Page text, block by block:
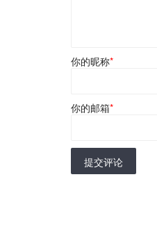
你的昵称*
你的邮箱*
提交评论